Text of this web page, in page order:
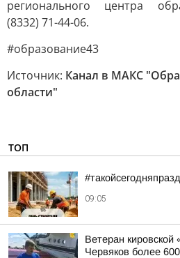
регионального центра
(8332) 71-44-06.
#образование43
Источник: Канал в МАКС
области"
ТОП
09:05
Ветеран
Червяков более